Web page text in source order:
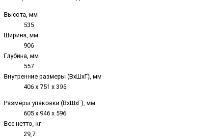
Высота, мм
535
Ширина, мм
906
Глубина, мм
557
Внутренние размеры (ВxШxГ), мм
406 х 751 х 395
Размеры упаковки (ВxШxГ), мм
605 х 946 х 596
Вес нетто, кг
29,7